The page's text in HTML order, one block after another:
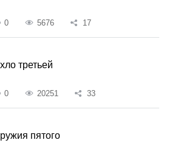
0 5676 17
третьей
0 20251 33
пятого